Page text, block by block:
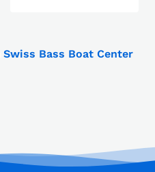
Bass Boat Center